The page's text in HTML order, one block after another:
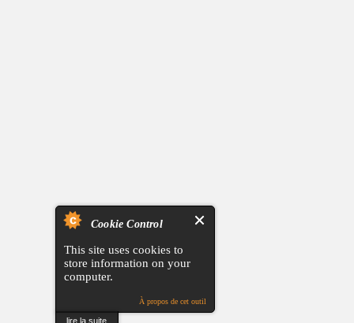
Cookie Control
This site uses cookies to
store information on your
computer.
À propos de cet outil
lire la suite